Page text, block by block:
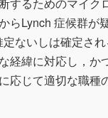
らLynch 症候群が
ないしは確定さ
経緯に対応し，か
応じて適切な職種